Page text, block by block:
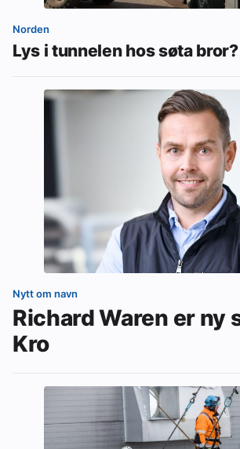
Norden
Lys i tunnelen hos søta bror?
Nytt om navn
Richard Waren er ny
Kro